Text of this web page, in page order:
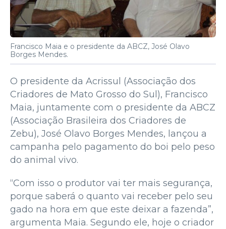
Francisco Maia e o presidente da ABCZ, José Olavo
Borges Mendes.
O presidente da Acrissul (Associação dos
Criadores de Mato Grosso do Sul), Francisco
Maia, juntamente com o presidente da ABCZ
(Associação Brasileira dos Criadores de
Zebu), José Olavo Borges Mendes, lançou a
campanha pelo pagamento do boi pelo peso
do animal vivo.
“Com isso o produtor vai ter mais segurança,
porque saberá o quanto vai receber pelo seu
gado na hora em que este deixar a fazenda”,
argumenta Maia. Segundo ele, hoje o criador